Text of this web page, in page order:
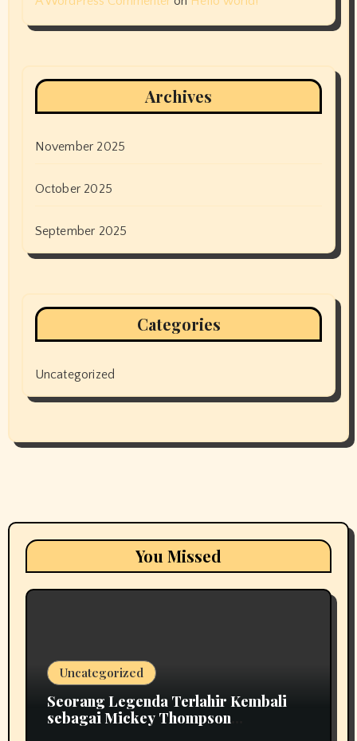
Archives
November 2025
October 2025
September 2025
Categories
Uncategorized
You Missed
Uncategorized
Seorang Legenda Terlahir Kembali
sebagai Mickey Thompson